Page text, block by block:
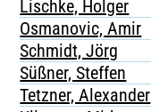
Lischke, Holger
Osmanovic, Amir
Schmidt, Jörg
Süßner, Steffen
Tetzner, Alexander